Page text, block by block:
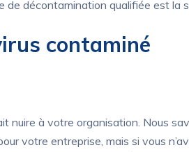
de décontamination qualifiée est la
contaminé
nuire à votre organisation. Nous
votre entreprise, mais si vous